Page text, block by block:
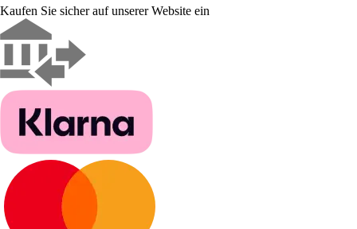
Kaufen Sie sicher auf unserer Website ein